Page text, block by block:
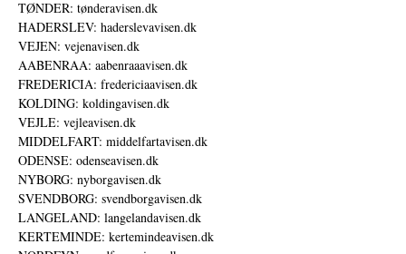
TØNDER: tønderavisen.dk
HADERSLEV: haderslevavisen.dk
VEJEN: vejenavisen.dk
AABENRAA: aabenraaavisen.dk
FREDERICIA: fredericiaavisen.dk
KOLDING: koldingavisen.dk
VEJLE: vejleavisen.dk
MIDDELFART: middelfartavisen.dk
ODENSE: odenseavisen.dk
NYBORG: nyborgavisen.dk
SVENDBORG: svendborgavisen.dk
LANGELAND: langelandavisen.dk
KERTEMINDE: kertemindeavisen.dk